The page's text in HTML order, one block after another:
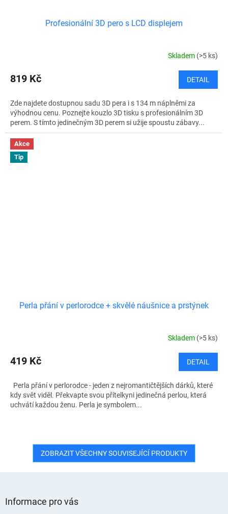
Profesionální 3D pero s LCD displejem
Skladem (>5 ks)
819 Kč DETAIL
Zde najdete dostupnou sadu 3D pera i s 134 m náplněmi za
výhodnou cenu. Poznejte kouzlo 3D tisku s profesionálním 3D
perem. S tímto jedinečným 3D perem si užije spoustu zábavy...
Akce
Tip
Perla přání v perlorodce + skvělé náušnice a prstýnek
Skladem (>5 ks)
419 Kč DETAIL
Perla přání v perlorodce - jeden z nejromantičtějších dárků, které
kdy svět viděl. Překvapte svou přítelkyni jedinečná perlou, která
uchvátí každou ženu. Perla je symbolem...
ZOBRAZIT VŠECHNY SOUVISEJÍCÍ PRODUKTY
Informace pro vás